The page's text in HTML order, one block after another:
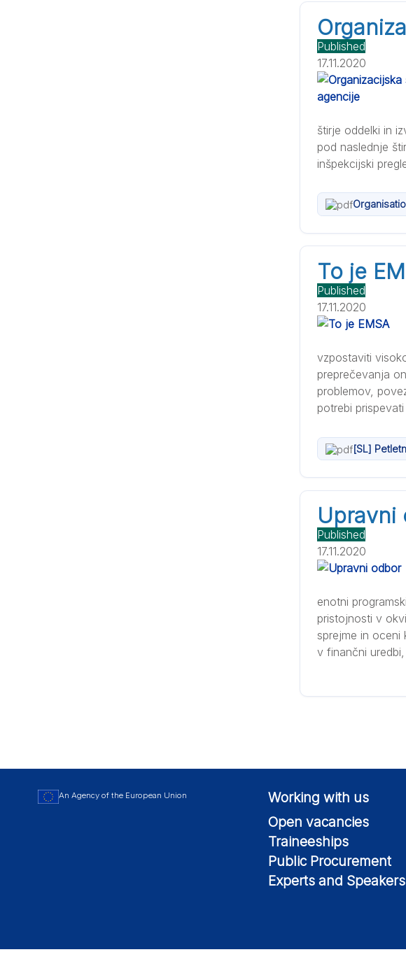
Published
17.11.2020
štirje oddelki in
pod naslednje
inšpekcijski
To je
Published
17.11.2020
vzpostaviti
preprečevanja
problemov,
potrebi
[SL]
Upravni
Published
17.11.2020
enotni
pristojnosti v
sprejme in
v finančni
An Agency of the European Union
Working with us
Open vacancies
Traineeships
Public Procurement
Experts and Speakers